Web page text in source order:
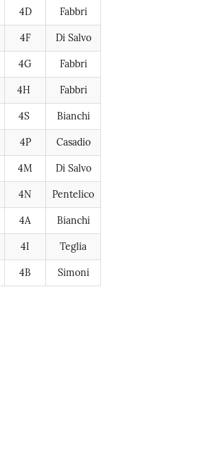
4D Fabbri
4F Di Salvo
4G Fabbri
4H Fabbri
4S Bianchi
4P Casadio
4M Di Salvo
4N Pentelico
4A Bianchi
4I Teglia
4B Simoni